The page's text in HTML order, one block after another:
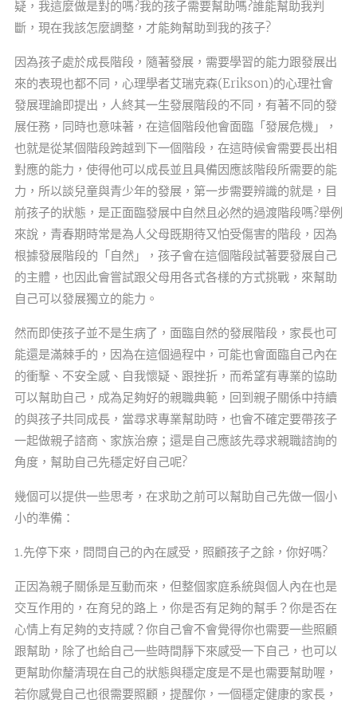
疑，我這麼做是對的嗎?我的孩子需要幫助嗎?誰能幫助我判
斷，現在我該怎麼調整，才能夠幫助到我的孩子?
因為孩子處於成長階段，隨著發展，需要學習的能力跟發展出
來的表現也都不同，心理學者艾瑞克森(Erikson)的心理社會
發展理論即提出，人終其一生發展階段的不同，有著不同的發
展任務，同時也意味著，在這個階段他會面臨「發展危機」，
也就是從某個階段跨越到下一個階段，在這時候會需要長出相
對應的能力，使得他可以成長並且具備因應該階段所需要的能
力，所以談兒童與青少年的發展，第一步需要辨識的就是，目
前孩子的狀態，是正面臨發展中自然且必然的過渡階段嗎?舉例
來說，青春期時常是為人父母既期待又怕受傷害的階段，因為
根據發展階段的「自然」，孩子會在這個階段試著要發展自己
的主體，也因此會嘗試跟父母用各式各樣的方式挑戰，來幫助
自己可以發展獨立的能力。
然而即使孩子並不是生病了，面臨自然的發展階段，家長也可
能還是滿棘手的，因為在這個過程中，可能也會面臨自己內在
的衝擊、不安全感、自我懷疑、跟挫折，而希望有專業的協助
可以幫助自己，成為足夠好的親職典範，回到親子關係中持續
的與孩子共同成長，當尋求專業幫助時，也會不確定要帶孩子
一起做親子諮商、家族治療；還是自己應該先尋求親職諮詢的
角度，幫助自己先穩定好自己呢?
幾個可以提供一些思考，在求助之前可以幫助自己先做一個小
小的準備：
1.先停下來，問問自己的內在感受，照顧孩子之餘，你好嗎?
正因為親子關係是互動而來，但整個家庭系統與個人內在也是
交互作用的，在育兒的路上，你是否有足夠的幫手？你是否在
心情上有足夠的支持感？你自己會不會覺得你也需要一些照顧
跟幫助，除了也給自己一些時間靜下來感受一下自己，也可以
更幫助你釐清現在自己的狀態與穩定度是不是也需要幫助喔，
若你感覺自己也很需要照顧，提醒你，一個穩定健康的家長，